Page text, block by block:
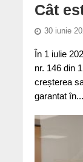
Cât
30 iunie
În 1 iulie
nr. 146 din
creșterea
garantat în...